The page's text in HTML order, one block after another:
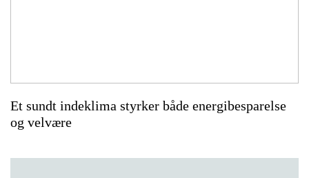
Et sundt indeklima styrker både energibesparelse
og velvære